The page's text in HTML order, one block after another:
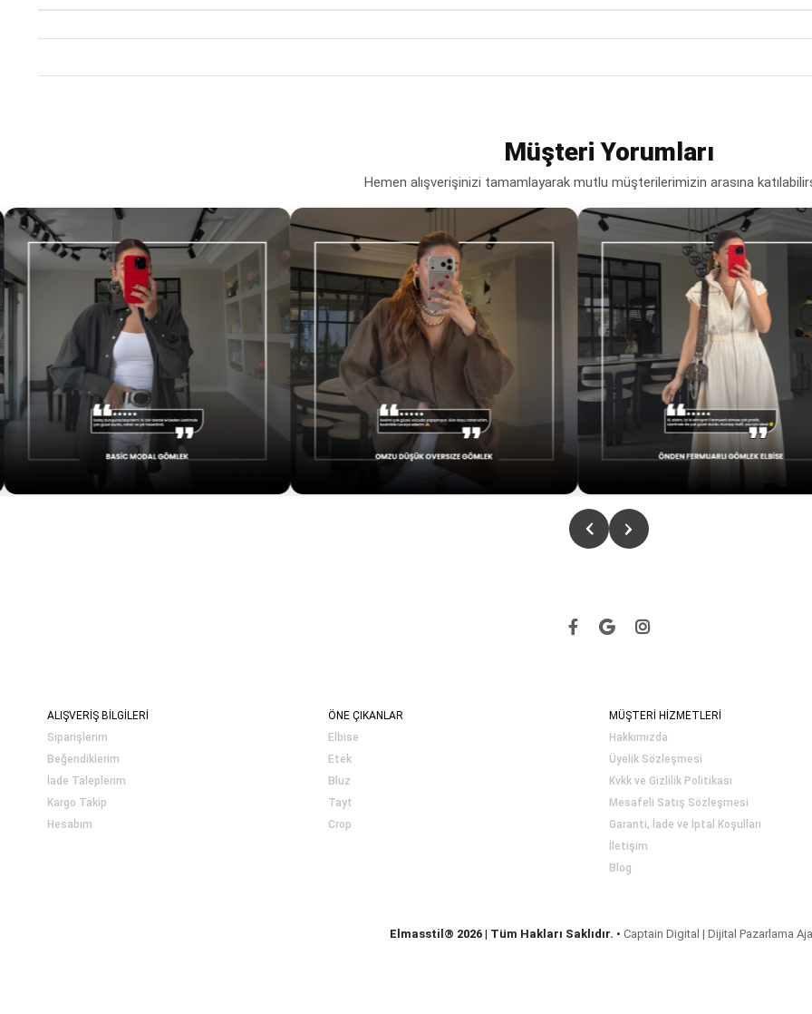
Müşteri Yorumları
Hemen alışverişinizi tamamlayarak mutlu müşterilerimizin arasına
ALIŞVERİŞ BİLGİLERİ
Siparişlerim
Beğendiklerim
İade Taleplerim
Kargo Takip
Hesabım
ÖNE ÇIKANLAR
Elbise
Etek
Bluz
Tayt
Crop
MÜŞTERİ HİZMETLERİ
Hakkımızda
Üyelik Sözleşmesi
Kvkk ve Gizlilik Politikası
Mesafeli Satış Sözleşmesi
Garanti, İade ve İptal Koşulları
İletişim
Blog
Elmasstil® 2026 | Tüm Hakları Saklıdır. • Captain Digital | Dijital Pazarlama